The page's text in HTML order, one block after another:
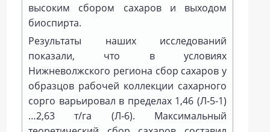
высоким сбором сахаров и выходом
биоспирта.
Результаты наших исследований
показали, что в условиях
Нижневолжского региона сбор сахаров у
образцов рабочей коллекции сахарного
сорго варьировал в пределах 1,46 (Л‑5-1)
…2,63 т/га (Л‑6). Максимальный